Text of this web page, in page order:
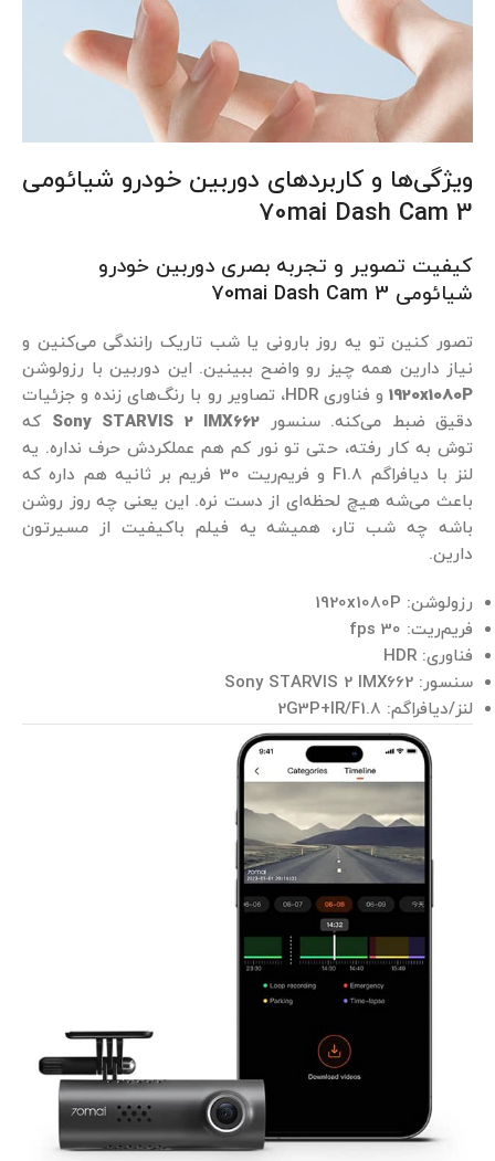
ویژگی‌ها و کاربردهای دوربین خودرو شیائومی
70mai Dash Cam 3
کیفیت تصویر و تجربه بصری دوربین خودرو
شیائومی 70mai Dash Cam 3
تصور کنین تو یه روز بارونی یا شب تاریک رانندگی می‌کنین و
نیاز دارین همه چیز رو واضح ببینین. این دوربین با رزولوشن
1920x1080P
و فناوری HDR، تصاویر رو با رنگ‌های زنده و جزئیات
دقیق ضبط می‌کنه. سنسور Sony STARVIS 2 IMX662 که
توش به کار رفته، حتی تو نور کم هم عملکردش حرف نداره. یه
لنز با دیافراگم F1.8 و فریم‌ریت 30 فریم بر ثانیه هم داره که
باعث می‌شه هیچ لحظه‌ای از دست نره. این یعنی چه روز روشن
باشه چه شب تار، همیشه یه فیلم باکیفیت از مسیرتون
دارین.
رزولوشن: 1920x1080P
فریم‌ریت: 30 fps
فناوری: HDR
سنسور: Sony STARVIS 2 IMX662
لنز/دیافراگم: 2G3P+IR/F1.8